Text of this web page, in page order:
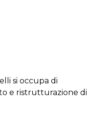
si occupa di
e ristrutturazione di